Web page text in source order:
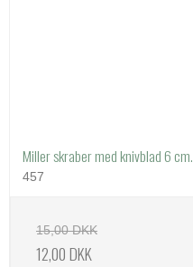
Miller skraber med knivblad 6 cm.
457
15,00 DKK
12,00 DKK